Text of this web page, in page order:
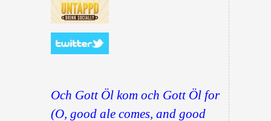
Och Gott Öl kom och Gott Öl for
(O, good ale comes, and good